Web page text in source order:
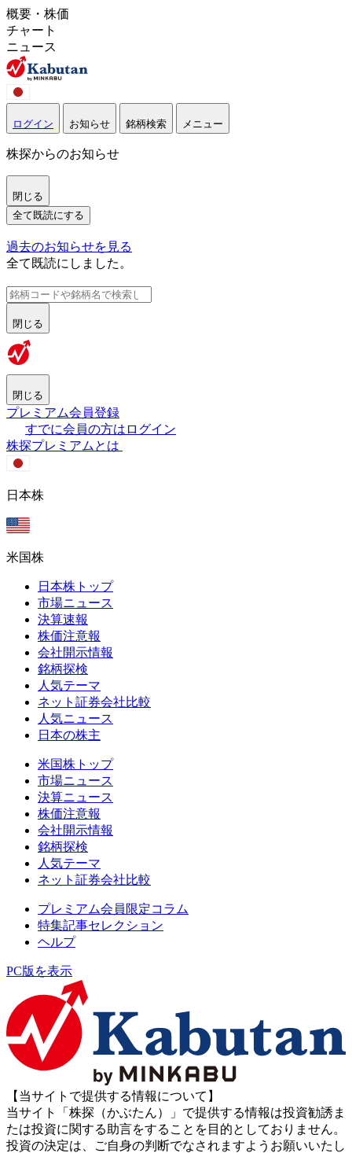
概要・株価
チャート
ニュース
ログイン お知らせ 銘柄検索 メニュー
株探からのお知らせ
閉じる
全て既読にする
過去のお知らせを見る
全て既読にしました。
閉じる
閉じる
プレミアム会員登録
すでに会員の方はログイン
株探プレミアムとは
日本株
米国株
日本株トップ
市場ニュース
決算速報
株価注意報
会社開示情報
銘柄探検
人気テーマ
ネット証券会社比較
人気ニュース
日本の株主
米国株トップ
市場ニュース
決算ニュース
株価注意報
会社開示情報
銘柄探検
人気テーマ
ネット証券会社比較
プレミアム会員限定コラム
特集記事セレクション
ヘルプ
PC版を表示
【当サイトで提供する情報について】
当サイト「株探（かぶたん）」で提供する情報は投資勧誘ま
たは投資に関する助言をすることを目的としておりません。
投資の決定は、ご自身の判断でなされますようお願いいたし